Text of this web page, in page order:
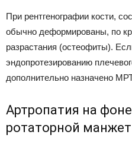
При рентгенографии кости,
обычно деформированы, по
разрастания (остеофиты).
эндопротезированию
дополнительно назначено
Артропатия на
ротаторной